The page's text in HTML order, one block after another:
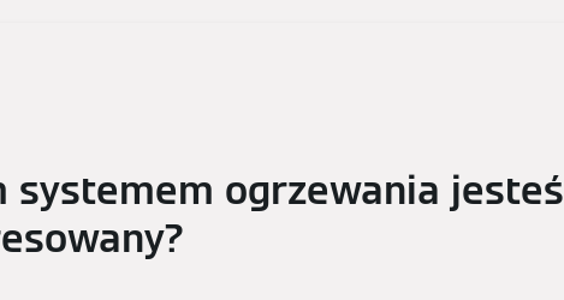
systemem ogrzewania jesteś